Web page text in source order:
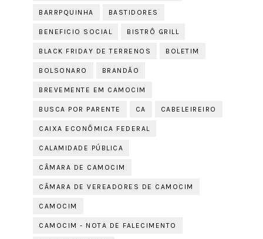
BARRPQUINHA BASTIDORES
BENEFICIO SOCIAL BISTRÔ GRILL
BLACK FRIDAY DE TERRENOS BOLETIM
BOLSONARO BRANDÃO
BREVEMENTE EM CAMOCIM
BUSCA POR PARENTE CA CABELEIREIRO
CAIXA ECONÔMICA FEDERAL
CALAMIDADE PÚBLICA
CÂMARA DE CAMOCIM
CÂMARA DE VEREADORES DE CAMOCIM
CAMOCIM
CAMOCIM - NOTA DE FALECIMENTO